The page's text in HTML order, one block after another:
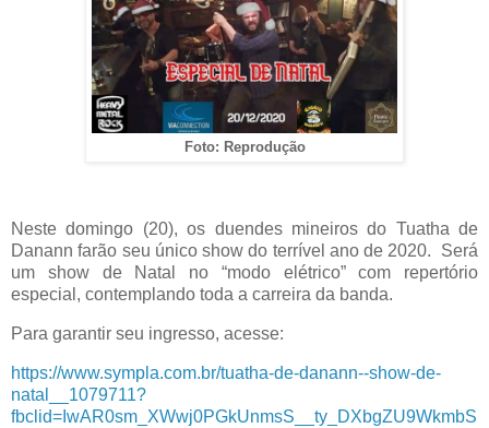
Foto: Reprodução
Neste domingo (20), os duendes mineiros do Tuatha de
Danann farão seu único show do terrível ano de 2020. Será
um show de Natal no “modo elétrico” com repertório
especial, contemplando toda a carreira da banda.
Para garantir seu ingresso, acesse:
https://www.sympla.com.br/tuatha-de-danann--show-de-
natal__1079711?
fbclid=IwAR0sm_XWwj0PGkUnmsS__ty_DXbgZU9WkmbS